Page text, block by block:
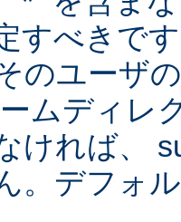
すべきで
のユーザ
ムディレ
ければ、
。デフォ